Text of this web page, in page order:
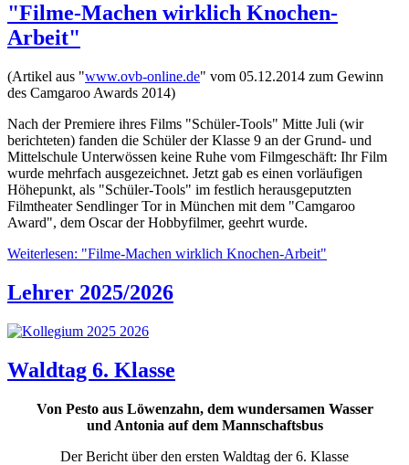
"Filme-Machen wirklich Knochen-
Arbeit"
(Artikel aus "www.ovb-online.de" vom 05.12.2014 zum Gewinn
des Camgaroo Awards 2014)
Nach der Premiere ihres Films "Schüler-Tools" Mitte Juli (wir
berichteten) fanden die Schüler der Klasse 9 an der Grund- und
Mittelschule Unterwössen keine Ruhe vom Filmgeschäft: Ihr Film
wurde mehrfach ausgezeichnet. Jetzt gab es einen vorläufigen
Höhepunkt, als "Schüler-Tools" im festlich herausgeputzten
Filmtheater Sendlinger Tor in München mit dem "Camgaroo
Award", dem Oscar der Hobbyfilmer, geehrt wurde.
Weiterlesen: "Filme-Machen wirklich Knochen-Arbeit"
Lehrer 2025/2026
Waldtag 6. Klasse
Von Pesto aus Löwenzahn, dem wundersamen Wasser
und Antonia auf dem Mannschaftsbus
Der Bericht über den ersten Waldtag der 6. Klasse